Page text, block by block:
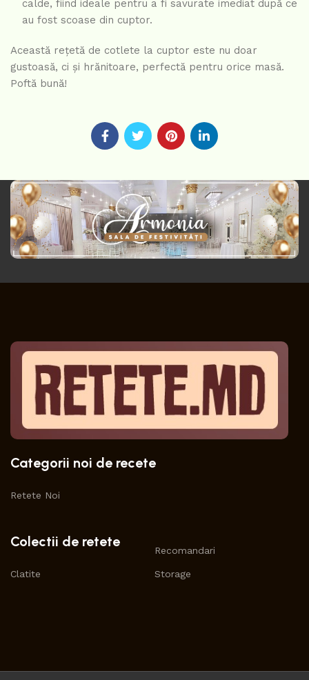
calde, fiind ideale pentru a fi savurate imediat după ce
au fost scoase din cuptor.
Această rețetă de cotlete la cuptor este nu doar
gustoasă, ci și hrănitoare, perfectă pentru orice masă.
Poftă bună!
Categorii noi de recete
Retete Noi
Colectii de retete
Clatite
Recomandari
Storage